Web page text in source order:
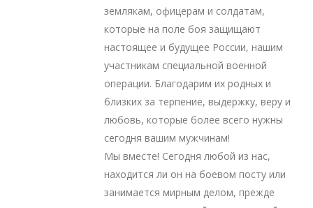
землякам, офицерам и солдатам,
которые на поле боя защищают
настоящее и будущее России, нашим
участникам специальной военной
операции. Благодарим их родных и
близких за терпение, выдержку, веру и
любовь, которые более всего нужны
сегодня вашим мужчинам!
Мы вместе! Сегодня любой из нас,
находится ли он на боевом посту или
занимается мирным делом, прежде